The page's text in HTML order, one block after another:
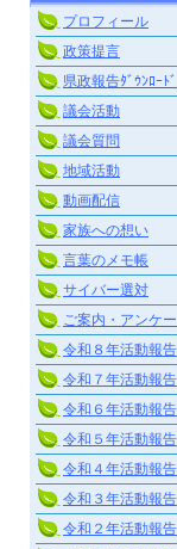
プロフィール
政策提言
県政報告ﾀﾞｳﾝﾛｰﾄﾞ
議会活動
議会質問
地域活動
動画配信
家族への想い
言葉のメモ帳
サイバー選対
ご案内・アンケー
令和８年活動報告
令和７年活動報告
令和６年活動報告
令和５年活動報告
令和４年活動報告
令和３年活動報告
令和２年活動報告